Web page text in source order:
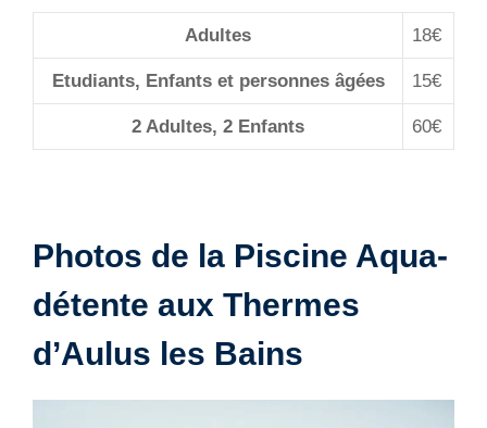
Adultes 18€
Etudiants, Enfants et personnes âgées 15€
2 Adultes, 2 Enfants 60€
Photos de la Piscine Aqua-
détente aux Thermes
d’Aulus les Bains